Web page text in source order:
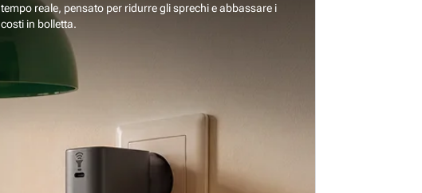
tempo reale, pensato per ridurre gli sprechi e abbassare i
costi in bolletta.